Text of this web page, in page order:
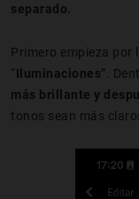
separado.
Primero empieza por
“Iluminaciones”.
más brillante y
tonos sean más